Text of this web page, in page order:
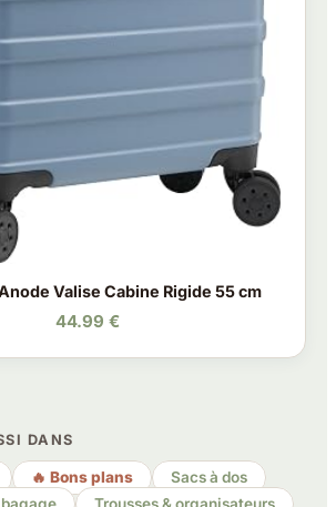
Valise Cabine Rigide 55 cm
44.99 €
DANS
🔥 Bons plans
Sacs à dos